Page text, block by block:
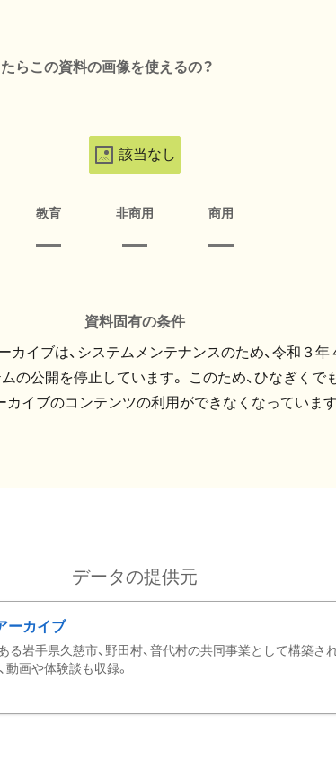
らこの資料の画像を使えるの？
該当なし
教育 非商用 商用
資料固有の条件
カイブは、システムメンテナンスのため、令和３
の公開を停止しています。 このため、ひなぎくでも
カイブのコンテンツの利用ができなくなっています
データの提供元
ーカイブ
る岩手県久慈市、野田村、普代村の共同事業として構築さ
動画や体験談も収録。